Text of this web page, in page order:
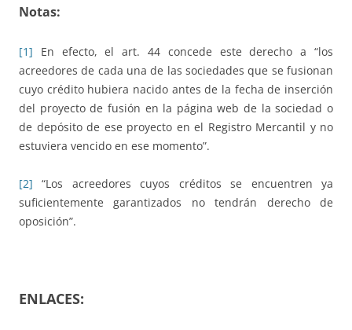
Notas:
[1] En efecto, el art. 44 concede este derecho a “los
acreedores de cada una de las sociedades que se fusionan
cuyo crédito hubiera nacido antes de la fecha de inserción
del proyecto de fusión en la página web de la sociedad o
de depósito de ese proyecto en el Registro Mercantil y no
estuviera vencido en ese momento”.
[2] “Los acreedores cuyos créditos se encuentren ya
suficientemente garantizados no tendrán derecho de
oposición”.
ENLACES: